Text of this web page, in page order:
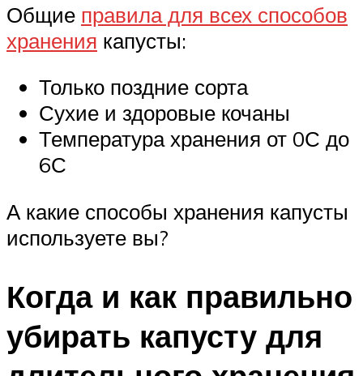
Общие правила для всех способов
хранения капусты:
Только поздние сорта
Сухие и здоровые кочаны
Температура хранения от 0С до
6С
А какие способы хранения капусты
используете вы?
Когда и как правильно
убирать капусту для